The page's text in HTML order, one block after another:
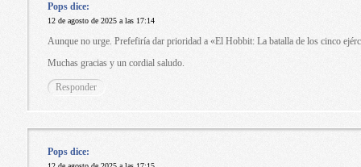
Pops dice:
12 de agosto de 2025 a las 17:14
Aunque no urge. Prefefiría dar prioridad a «El Hobbit: La batalla de los cinco
Muchas gracias y un cordial saludo.
Responder
Pops dice: